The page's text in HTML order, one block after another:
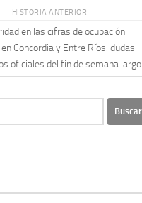
HISTORIA ANTERIOR
en las cifras de ocupación
Concordia y Entre Ríos: dudas
oficiales del fin de semana largo